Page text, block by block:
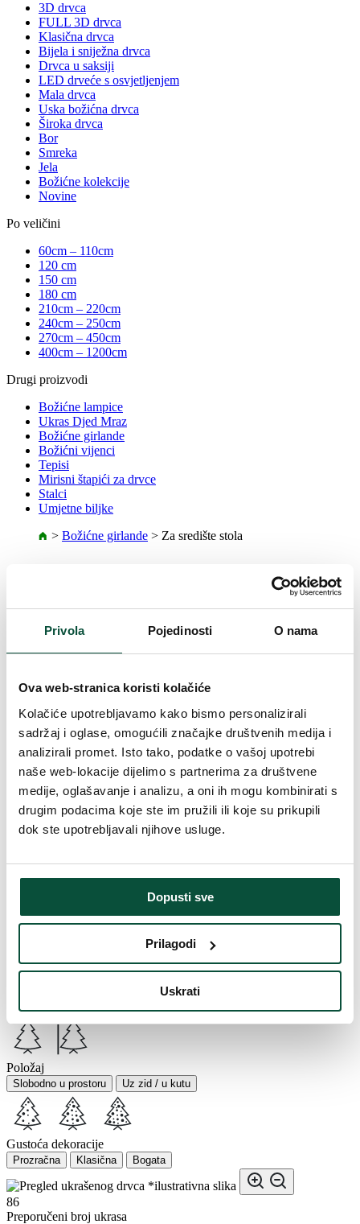
Privola Pojedinosti O nama
Ova web-stranica koristi kolačiće
Kolačiće upotrebljavamo kako bismo personalizirali
sadržaj i oglase, omogućili značajke društvenih medija i
analizirali promet. Isto tako, podatke o vašoj upotrebi
naše web-lokacije dijelimo s partnerima za društvene
medije, oglašavanje i analizu, a oni ih mogu kombinirati s
drugim podacima koje ste im pružili ili koje su prikupili
dok ste upotrebljavali njihove usluge.
Dopusti sve
Prilagodi
Uskrati
3D drvca
FULL 3D drvca
Klasična drvca
Bijela i sniježna drvca
Drvca u saksiji
LED drveće s osvjetljenjem
Mala drvca
Uska božićna drvca
Široka drvca
Bor
Smreka
Jela
Božićne kolekcije
Novine
Po veličini
60cm – 110cm
120 cm
150 cm
180 cm
210cm – 220cm
240cm – 250cm
270cm – 450cm
400cm – 1200cm
Drugi proizvodi
Božićne lampice
Ukras Djed Mraz
Božićne girlande
Božićni vijenci
Tepisi
Mirisni štapići za drvce
Stalci
Umjetne biljke
> Božićne girlande > Za središte stola
Girlanda za središte stola
Elegantna girlanda za središte stola, koju možete pronaći u našoj
girlandu bez ukrasa koju sami dekorirate po vlastitom ukusu ili već
stola imaju duljinu od 55 do 60 cm i savršeno odgovaraju bilo kojoj
No products were found matching your selection.
Kalkulatori
Izračunajte koliko ukrasa ili lampica
trebate za svoje drvce.
Visina
130 cm
Položaj
Slobodno u prostoru Uz zid / u kutu
Gustoća dekoracije
Prozračna Klasična Bogata
*ilustrativna slika
86
Preporučeni broj ukrasa